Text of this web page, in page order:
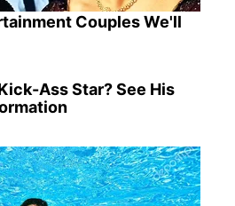
Couples We'll
Ass Star? See His